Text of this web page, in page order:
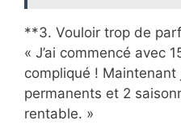
**3. Vouloir trop de
« J’ai commencé avec
compliqué !
permanents et 2
rentable. »